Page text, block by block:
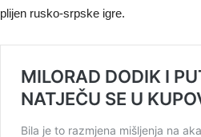
plijen rusko-srpske igre.